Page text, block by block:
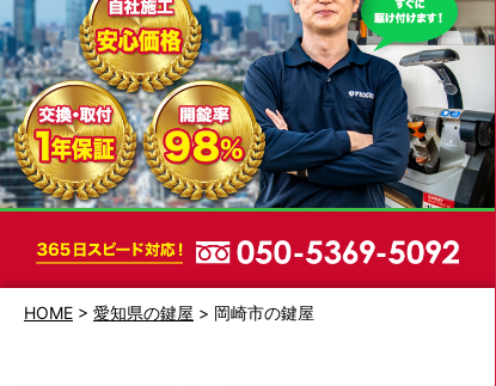
HOME > 愛知県の鍵屋 > 岡崎市の鍵屋